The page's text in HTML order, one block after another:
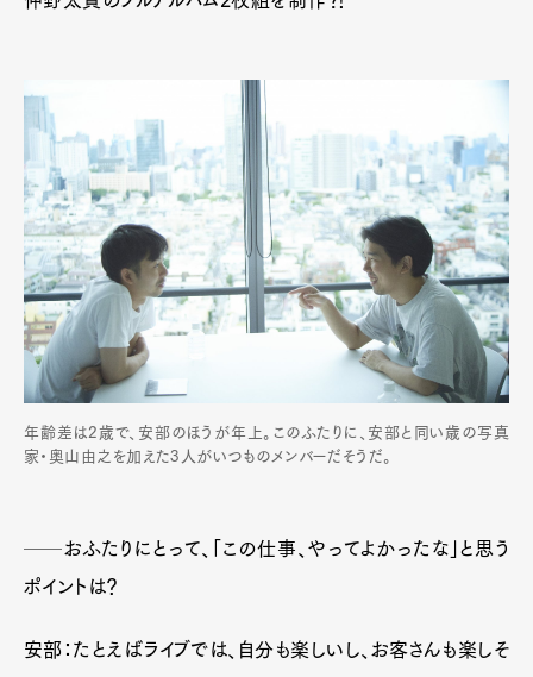
年齢差は2歳で、安部のほうが年上。このふたりに、安部と同い歳の写真
家・奥山由之を加えた3人がいつものメンバーだそうだ。
──おふたりにとって、「この仕事、やってよかったな」と思う
ポイントは？
安部：たとえばライブでは、自分も楽しいし、お客さんも楽しそ